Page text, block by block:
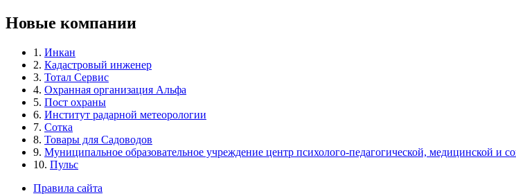
Новые компании
1. Инкан
2. Кадастровый инженер
3. Тотал Сервис
4. Охранная организация Альфа
5. Пост охраны
6. Институт радарной метеорологии
7. Сотка
8. Товары для Садоводов
9. Муниципальное образовательное учреждение центр психолого-педагогической, медицинской и
10. Пульс
Правила сайта